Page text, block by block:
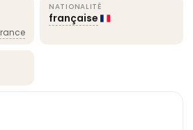
NATIONALITÉ
française